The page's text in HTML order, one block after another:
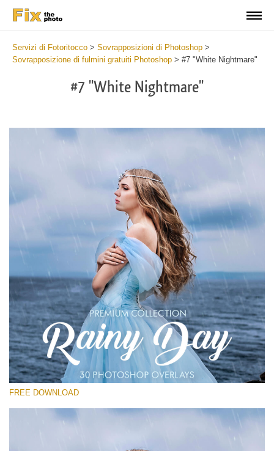
Servizi di Fotoritocco > Sovrapposizioni di Photoshop >
Sovrapposizione di fulmini gratuiti Photoshop > #7 "White Nightmare"
#7 "White Nightmare"
Si prega di Selezionare
Free Photoshop Overlay
Small 800*533px
Rainy Day
(30 Overlays)
Entire Collection
FREE DOWNLOAD